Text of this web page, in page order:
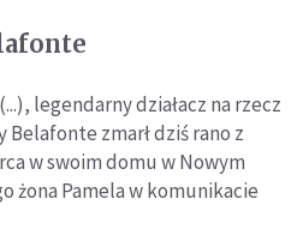
legendarny działacz na rzecz
zmarł dziś rano z
w swoim domu w Nowym
żona Pamela w komunikacie